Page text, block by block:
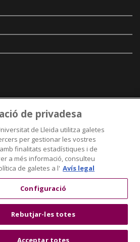
de privadesa
de Lleida utilitza galetes
per gestionar les vostres
finalitats estadístiques i de
a més informació, consulteu
de galetes a l' Avís legal
Configuració
Rebutjar-les totes
Acceptar totes